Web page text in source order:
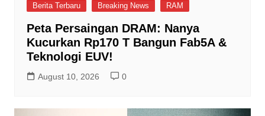
Berita Terbaru Breaking News RAM
Peta Persaingan DRAM: Nanya
Kucurkan Rp170 T Bangun Fab5A &
Teknologi EUV!
August 10, 2026 0